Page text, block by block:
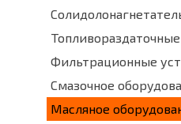
Фильтрационные
Смазочное
Масляное